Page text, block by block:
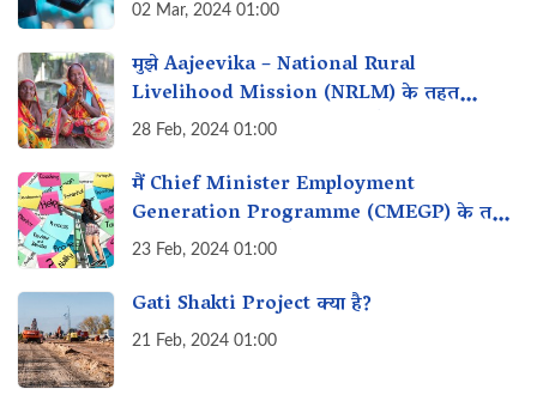
02 Mar, 2024 01:00
मुझे Aajeevika – National Rural
Livelihood Mission (NRLM) के तहत
व्यवसाय शुरू करने के लिए loan कैसे मिल सकता
28 Feb, 2024 01:00
मैं Chief Minister Employment
Generation Programme (CMEGP) के तहत
रोजगार के लिए लाभ कैसे प्राप्त कर सकता हूं?
23 Feb, 2024 01:00
Gati Shakti Project क्या है?
21 Feb, 2024 01:00